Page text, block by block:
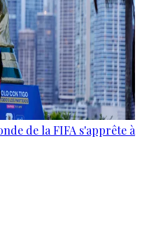
de la FIFA s'apprête à